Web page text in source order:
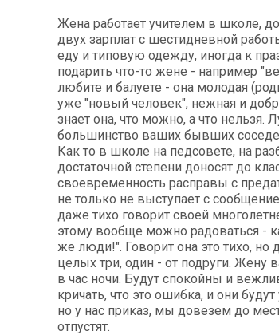
Жена работает учителем в школе,
двух зарплат с шестидневной
еду и типовую одежду, иногда к
подарить что-то жене - например
любите и балуете - она молодая
уже "новый человек", нежная и
знает она, что можно, а что нельзя.
большинство ваших бывших
Как то в школе на педсовете, на
достаточной степени доносят до
своевременность расправы с
не только не выступает с
даже тихо говорит своей
этому вообще можно радоваться -
же люди!". Говорит она это тихо, но
целых три, один - от подруги. Жену
в час ночи. Будут спокойны и
кричать, что это ошибка, и они
но у нас приказ, мы довезем до
отпустят.